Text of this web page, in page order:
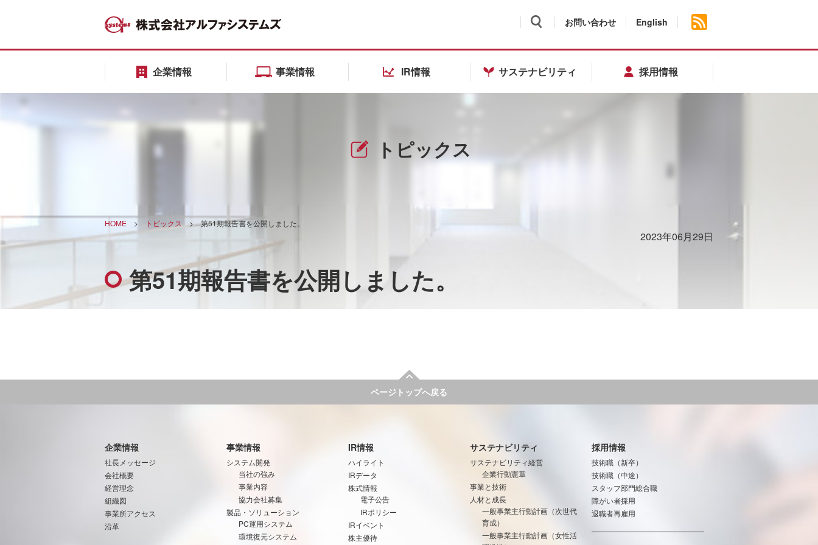
お問い合わせ English
企業情報 事業情報 IR情報 サステナビリティ 採用情報
トピックス
HOME > トピックス >第51期報告書を公開しました。
2023年06月29日
第51期報告書を公開しました。
ページトップへ戻る
企業情報
社長メッセージ
会社概要
経営理念
組織図
事業所アクセス
沿革
事業情報
システム開発
当社の強み
事業内容
協力会社募集
製品・ソリューション
PC運用システム
環境復元システム
IR情報
ハイライト
IRデータ
株式情報
電子公告
IRポリシー
IRイベント
株主優待
サステナビリティ
サステナビリティ経営
企業行動憲章
事業と技術
人材と成長
一般事業主行動計画（次世代
育成）
一般事業主行動計画（女性活
採用情報
技術職（新卒）
技術職（中途）
スタッフ部門総合職
障がい者採用
退職者再雇用